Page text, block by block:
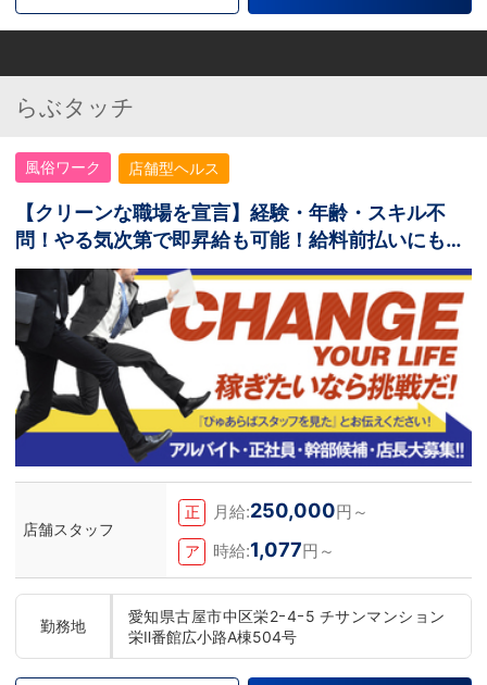
らぶタッチ
風俗ワーク 店舗型ヘルス
【クリーンな職場を宣言】経験・年齢・スキル不
問！やる気次第で即昇給も可能！給料前払いにも対
応！
店舗スタッフ
正 月給:250,000円～
ア 時給:1,077円～
勤務地
愛知県古屋市中区栄2ｰ4ｰ5 チサンマンション
栄Ⅱ番館広小路A棟504号